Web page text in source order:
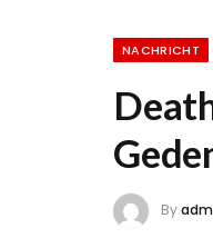
NACHRICHT
By